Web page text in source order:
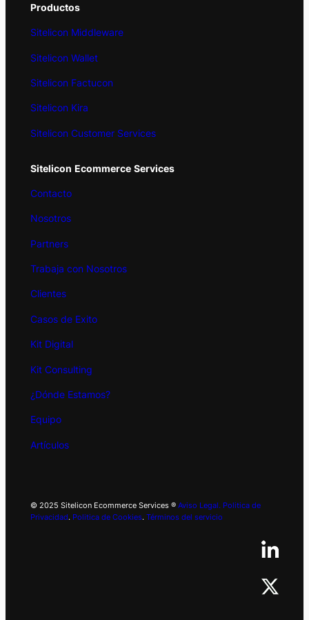
Productos
Sitelicon Middleware
Sitelicon Wallet
Sitelicon Factucon
Sitelicon Kira
Sitelicon Customer Services
Sitelicon Ecommerce Services
Contacto
Nosotros
Partners
Trabaja con Nosotros
Clientes
Casos de Exito
KitDigital
Kit Consulting
¿Dónde Estamos?
Equipo
Artículos
© 2025 Sitelicon Ecommerce Services ® Aviso Legal. Politica de
Privacidad. Politica de Cookies. Términos del servicio